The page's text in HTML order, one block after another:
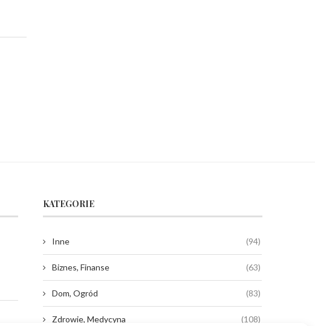
KATEGORIE
Inne (94)
Biznes, Finanse (63)
Dom, Ogród (83)
Zdrowie, Medycyna (108)